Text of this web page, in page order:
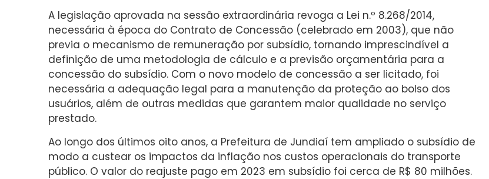
A legislação aprovada na sessão extraordinária revoga a Lei n.º 8.268/2014,
necessária à época do Contrato de Concessão (celebrado em 2003), que não
previa o mecanismo de remuneração por subsídio, tornando imprescindível a
definição de uma metodologia de cálculo e a previsão orçamentária para a
concessão do subsídio. Com o novo modelo de concessão a ser licitado, foi
necessária a adequação legal para a manutenção da proteção ao bolso dos
usuários, além de outras medidas que garantem maior qualidade no serviço
prestado.
Ao longo dos últimos oito anos, a Prefeitura de Jundiaí tem ampliado o subsídio de
modo a custear os impactos da inflação nos custos operacionais do transporte
público. O valor do reajuste pago em 2023 em subsídio foi cerca de R$ 80 milhões.